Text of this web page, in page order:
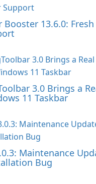
13.6.0: Fresh
3.0 Brings a
11 Taskbar
Maintenance
Bug